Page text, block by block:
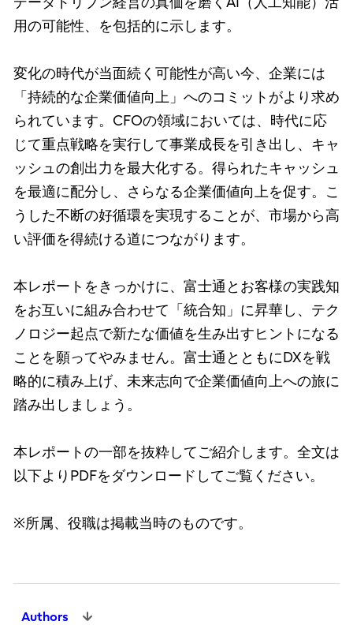
用の可能性、を包括的に示します。
変化の時代が当面続く可能性が高い今、企業には
「持続的な企業価値向上」へのコミットがより求め
られています。CFOの領域においては、時代に応
じて重点戦略を実行して事業成長を引き出し、キャ
ッシュの創出力を最大化する。得られたキャッシュ
を最適に配分し、さらなる企業価値向上を促す。こ
うした不断の好循環を実現することが、市場から高
い評価を得続ける道につながります。
本レポートをきっかけに、富士通とお客様の実践知
をお互いに組み合わせて「統合知」に昇華し、テク
ノロジー起点で新たな価値を生み出すヒントになる
ことを願ってやみません。富士通とともにDXを戦
略的に積み上げ、未来志向で企業価値向上への旅に
踏み出しましょう。
本レポートの一部を抜粋してご紹介します。全文は
以下よりPDFをダウンロードしてご覧ください。
※所属、役職は掲載当時のものです。
Authors